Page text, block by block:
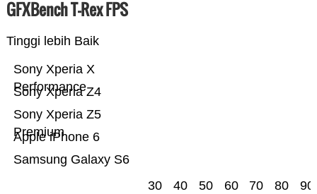
GFXBench T-Rex FPS
Tinggi lebih Baik
Samsung Galaxy S6
Apple iPhone 6
Sony Xperia Z5
Premium
Sony Xperia Z4
Sony Xperia X
Performance
30 40 50 60 70 80 90